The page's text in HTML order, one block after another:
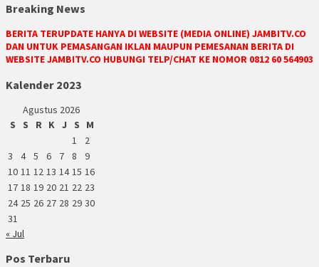
Breaking News
BERITA TERUPDATE HANYA DI WEBSITE (MEDIA ONLINE) JAMBITV.CO
DAN UNTUK PEMASANGAN IKLAN MAUPUN PEMESANAN BERITA DI
WEBSITE JAMBITV.CO HUBUNGI TELP/CHAT KE NOMOR 0812 60 564903
Kalender 2023
Agustus 2026
S
S R K J S
M
1
2
3
4 5 6 7 8
9
10 11 12 13 14 15 16
17 18 19 20 21 22 23
24 25 26 27 28 29 30
31
« Jul
Pos Terbaru